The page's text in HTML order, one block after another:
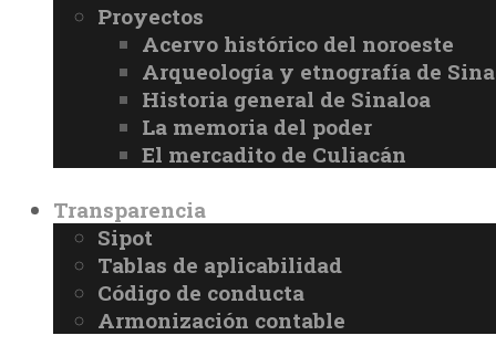
Proyectos
Acervo histórico del noroeste
Arqueología y etnografía de
Historia general de Sinaloa
La memoria del poder
El mercadito de Culiacán
Transparencia
Sipot
Tablas de aplicabilidad
Código de conducta
Armonización contable